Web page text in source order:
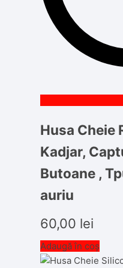
Husa Cheie
Kadjar,
Butoane ,
auriu
60,00 lei
Adaugă în coș